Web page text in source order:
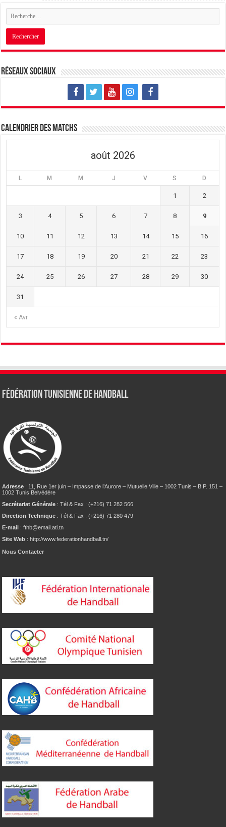
Réseaux sociaux
Calendrier des matchs
août 2026
L M M J V S D
« Avr
1 2
3 4 5 6 7 8 9
10 11 12 13 14 15 16
17 18 19 20 21 22 23
24 25 26 27 28 29 30
31
Fédération tunisienne de Handball
Adresse : 11, Rue 1er juin – Impasse de l’Aurore – Mutuelle Ville – 1002 Tunis – B.P. 151 –
1002 Tunis Belvédère
Secrétariat Générale : Tél & Fax : (+216) 71 282 566
Direction Technique : Tél & Fax : (+216) 71 280 479
E-mail : fthb@email.ati.tn
Site Web : http://www.federationhandball.tn/
Nous Contacter